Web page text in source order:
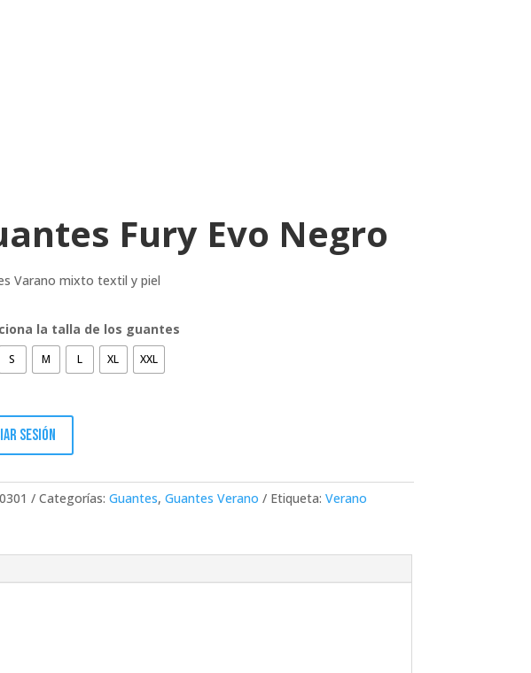
Fury Evo Negro
Varano mixto textil y piel
la talla de los guantes
S M L XL XXL
sesión
Categorías: Guantes, Guantes Verano Etiqueta: Verano